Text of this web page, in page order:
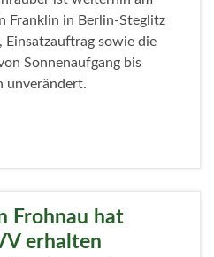
Franklin in Berlin-Steglitz
sowie die
Sonnenaufgang bis
unverändert.
Frohnau hat
erhalten